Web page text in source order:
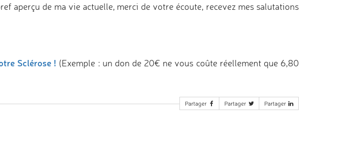
aperçu de ma vie actuelle, merci de votre écoute, recevez mes salutations
Sclérose ! (Exemple : un don de 20€ ne vous coûte réellement que 6,80
Partager Partager Partager